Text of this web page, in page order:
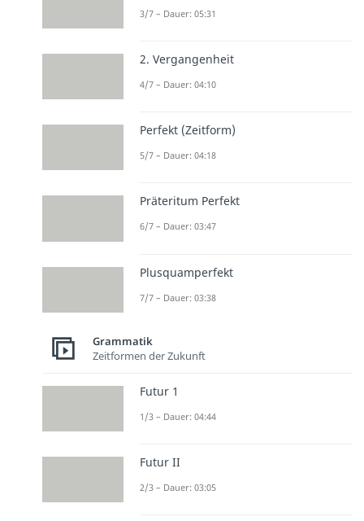
3/7 – Dauer: 05:31
2. Vergangenheit
4/7 – Dauer: 04:10
Perfekt (Zeitform)
5/7 – Dauer: 04:18
Präteritum Perfekt
6/7 – Dauer: 03:47
Plusquamperfekt
7/7 – Dauer: 03:38
Grammatik
Zeitformen der Zukunft
Futur 1
1/3 – Dauer: 04:44
Futur II
2/3 – Dauer: 03:05